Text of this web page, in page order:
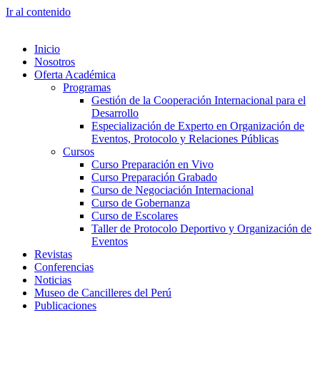
Ir al contenido
Inicio
Nosotros
Oferta Académica
Programas
Gestión de la Cooperación Internacional para el
Desarrollo
Especialización de Experto en Organización de
Eventos, Protocolo y Relaciones Públicas
Cursos
Curso Preparación en Vivo
Curso Preparación Grabado
Curso de Negociación Internacional
Curso de Gobernanza
Curso de Escolares
Taller de Protocolo Deportivo y Organización de
Eventos
Revistas
Conferencias
Noticias
Museo de Cancilleres del Perú
Publicaciones